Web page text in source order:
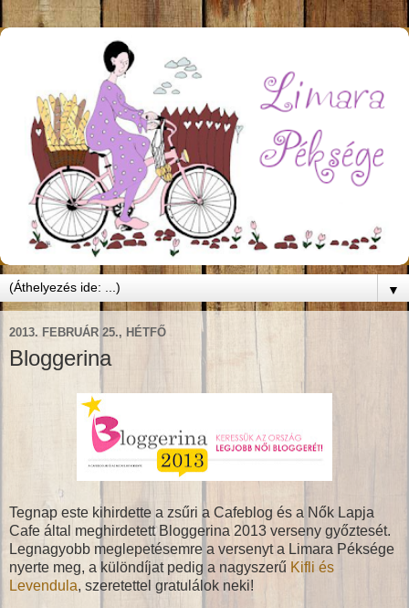
▼
2013. FEBRUÁR 25., HÉTFŐ
Bloggerina
Tegnap este kihirdette a zsűri a Cafeblog és a Nők Lapja
Cafe által meghirdetett Bloggerina 2013 verseny győztesét.
Legnagyobb meglepetésemre a versenyt a Limara Péksége
nyerte meg, a különdíjat pedig a nagyszerű Kifli és
Levendula, szeretettel gratulálok neki!